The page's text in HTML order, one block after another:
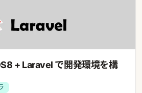
+ Laravel で開発環境を構